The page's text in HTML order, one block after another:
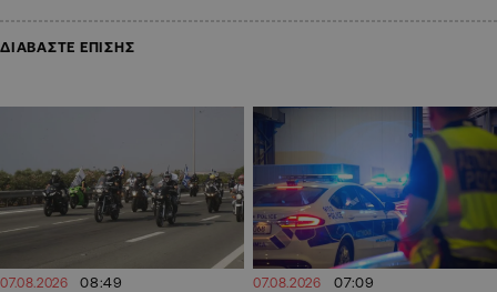
ΔΙΑΒΑΣΤΕ ΕΠΙΣΗΣ
07.08.2026 08:49 07.08.2026 07:09